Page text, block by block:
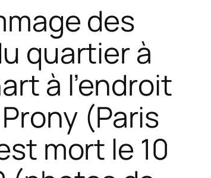
des
quartier à
à l’endroit
(Paris
mort le 10